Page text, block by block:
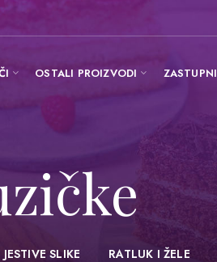
OSTALI PROIZVODI
JESTIVE SLIKE RATLUK I ŽELE